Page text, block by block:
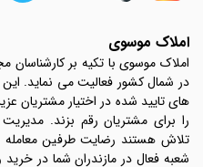
املاک موسوی
املاک موسوی با تکیه بر
در شمال کشور فعالیت می نماید. این
های تایید شده در اختیار مشتریان
را برای مشتریان رقم بزند.
شعبه فعال در مازندران شما در